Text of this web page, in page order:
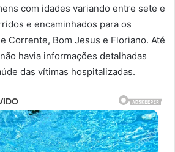
com idades variando entre sete e
e encaminhados para os
Corrente, Bom Jesus e Floriano. Até
havia informações detalhadas
das vítimas hospitalizadas.